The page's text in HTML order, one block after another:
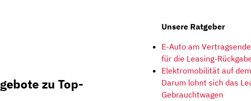
zu Top-
Unsere Ratgeber
E-Auto am
für die Leasing-
Elektromobilität auf
Darum lohnt sich das
Gebrauchtwagen